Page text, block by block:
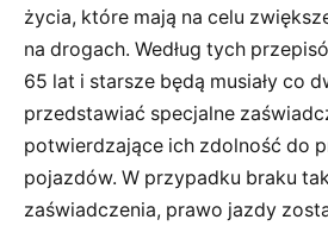
życia, które mają na celu
na drogach. Według tych
65 lat i starsze będą musiały co
przedstawiać specjalne
potwierdzające ich zdolność do
pojazdów. W przypadku braku
zaświadczenia, prawo jazdy